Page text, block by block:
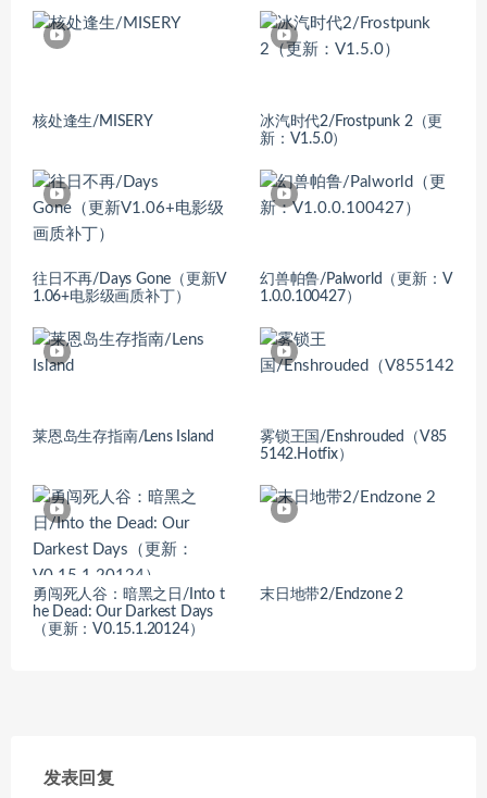
核处逢生/MISERY
冰汽时代2/Frostpunk 2（更
新：V1.5.0）
往日不再/Days Gone（更新V
1.06+电影级画质补丁）
幻兽帕鲁/Palworld（更新：V
1.0.0.100427）
莱恩岛生存指南/Lens Island
雾锁王国/Enshrouded（V85
5142.Hotfix）
勇闯死人谷：暗黑之日/Into t
he Dead: Our Darkest Days
（更新：V0.15.1.20124）
末日地带2/Endzone 2
发表回复